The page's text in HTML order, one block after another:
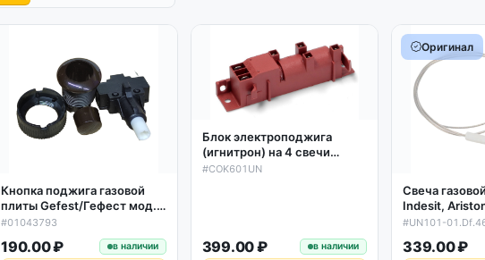
Кнопка поджига газовой
плиты Gefest/Гефест мод.
5300, 5500 ПКН-526.2-444
(круглая, корич.) 01043793
#01043793
190.00 ₽ в наличии
Блок электроподжига
(игнитрон) на 4 свечи
Indesit, Ariston, Whirlpool,
#COK601UN
399.00 ₽ в наличии
Оригинал
Свеча
Indesit,
Beko, Gorenje
UN101-
#UN101-
339.00 ₽